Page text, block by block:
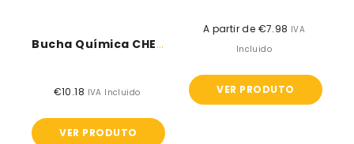
Bucha Química CHEM TQD - Desa
Preço
€10.18 IVA Incluido
VER PRODUTO
Preço
normal
A partir de €7.98 IVA
Incluido
VER PRODUTO